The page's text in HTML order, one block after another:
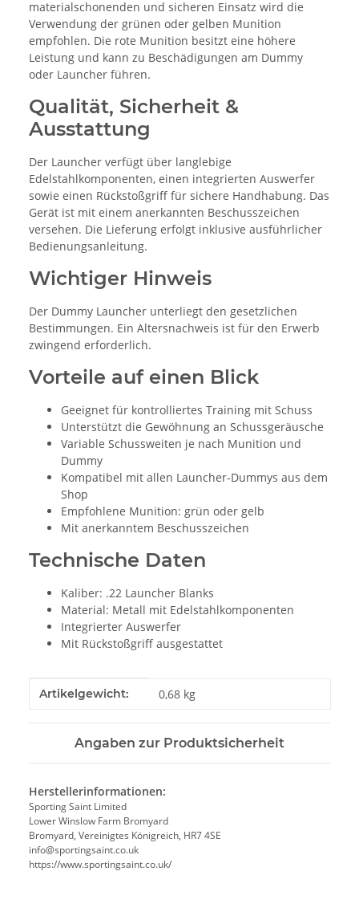
materialschonenden und sicheren Einsatz wird die
Verwendung der grünen oder gelben Munition
empfohlen. Die rote Munition besitzt eine höhere
Leistung und kann zu Beschädigungen am Dummy
oder Launcher führen.
Qualität, Sicherheit &
Ausstattung
Der Launcher verfügt über langlebige
Edelstahlkomponenten, einen integrierten Auswerfer
sowie einen Rückstoßgriff für sichere Handhabung. Das
Gerät ist mit einem anerkannten Beschusszeichen
versehen. Die Lieferung erfolgt inklusive ausführlicher
Bedienungsanleitung.
Wichtiger Hinweis
Der Dummy Launcher unterliegt den gesetzlichen
Bestimmungen. Ein Altersnachweis ist für den Erwerb
zwingend erforderlich.
Vorteile auf einen Blick
Geeignet für kontrolliertes Training mit Schuss
Unterstützt die Gewöhnung an Schussgeräusche
Variable Schussweiten je nach Munition und
Dummy
Kompatibel mit allen Launcher-Dummys aus dem
Shop
Empfohlene Munition: grün oder gelb
Mit anerkanntem Beschusszeichen
Technische Daten
Kaliber: .22 Launcher Blanks
Material: Metall mit Edelstahlkomponenten
Integrierter Auswerfer
Mit Rückstoßgriff ausgestattet
Produkteigenschaft
Wert
Artikelgewicht: 0,68 kg
Angaben zur Produktsicherheit
Herstellerinformationen:
Sporting Saint Limited
Lower Winslow Farm Bromyard
Bromyard, Vereinigtes Königreich, HR7 4SE
info@sportingsaint.co.uk
https://www.sportingsaint.co.uk/